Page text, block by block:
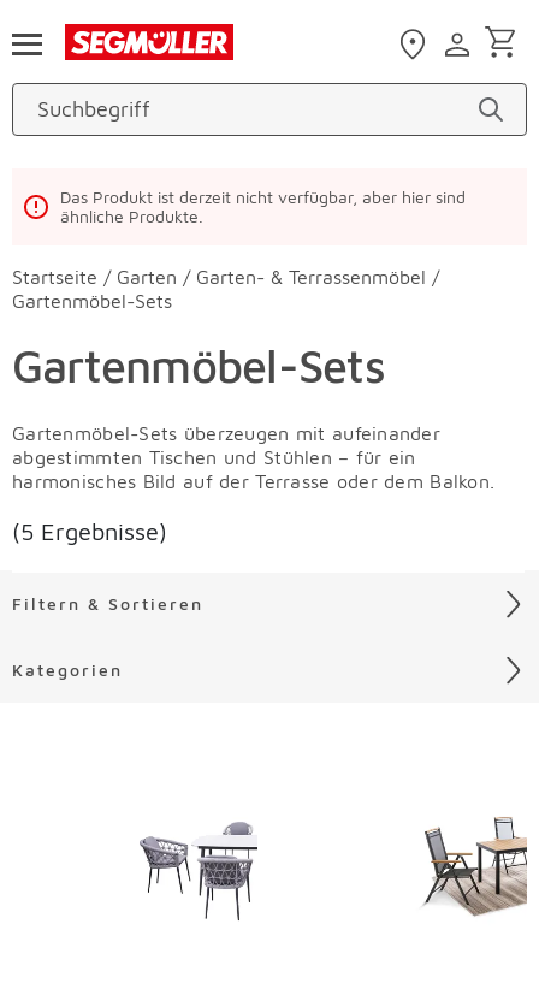
Das Produkt ist derzeit nicht verfügbar, aber hier sind
ähnliche Produkte.
Startseite / Garten / Garten- & Terrassenmöbel /
Gartenmöbel-Sets
Gartenmöbel-Sets
(5 Ergebnisse)
Gartenmöbel-Sets überzeugen mit aufeinander
abgestimmten Tischen und Stühlen – für ein
harmonisches Bild auf der Terrasse oder dem Balkon.
Filtern & Sortieren
Kategorien